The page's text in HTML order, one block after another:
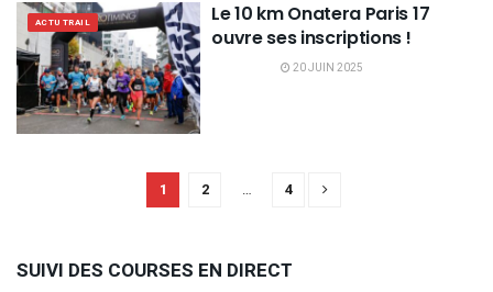
ACTU TRAIL
Le 10 km Onatera Paris 17
ouvre ses inscriptions !
20 JUIN 2025
1 2 … 4
SUIVI DES COURSES EN DIRECT